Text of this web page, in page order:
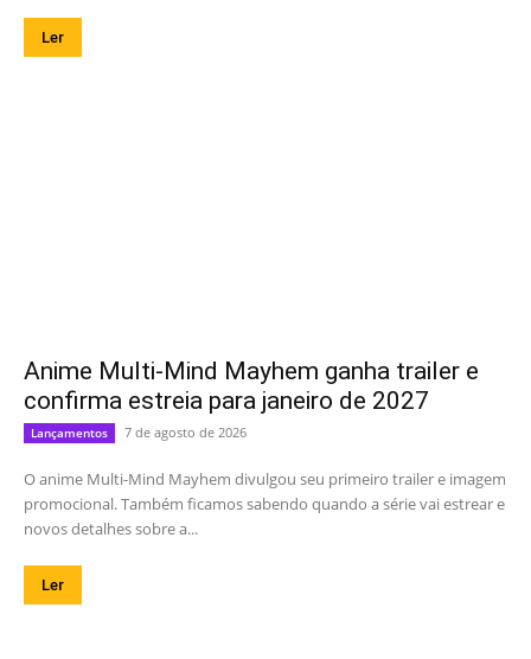
Ler
Anime Multi-Mind Mayhem ganha trailer e
confirma estreia para janeiro de 2027
Lançamentos 7 de agosto de 2026
O anime Multi-Mind Mayhem divulgou seu primeiro trailer e imagem
promocional. Também ficamos sabendo quando a série vai estrear e
novos detalhes sobre a...
Ler